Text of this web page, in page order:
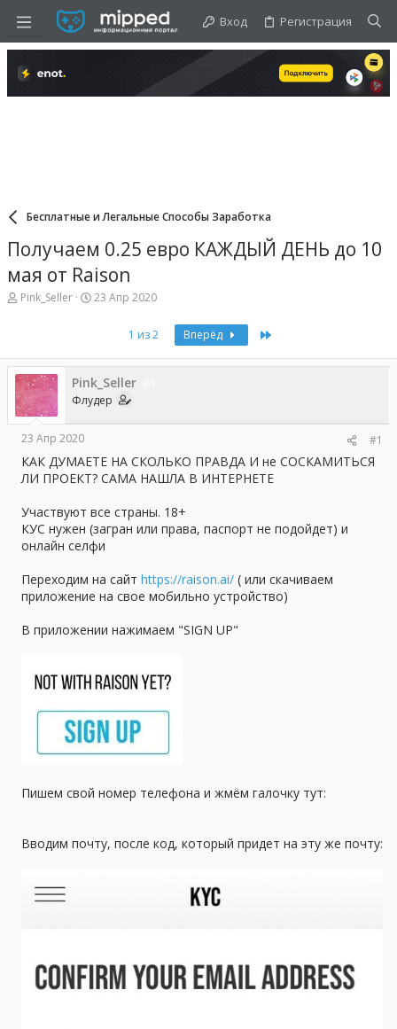
Вход Регистрация
Бесплатные и Легальные Способы Заработка
Получаем 0.25 евро КАЖДЫЙ ДЕНЬ до 10
мая от Raison
А
т
е
м
ы
Pink_Seller
Д
а
ч
а
л
а
23 Апр 2020
1 из 2 Вперёд
Pink_Seller
Флудер
23 Апр 2020 #1
КАК ДУМАЕТЕ НА СКОЛЬКО ПРАВДА И не СОСКАМИТЬСЯ
ЛИ ПРОЕКТ? САМА НАШЛА В ИНТЕРНЕТЕ
Участвуют все страны. 18+
КУС нужен (загран или права, паспорт не подойдет) и
онлайн селфи
Переходим на сайт https://raison.ai/ ( или скачиваем
приложение на свое мобильно устройство)
В приложении нажимаем "SIGN UP"
Пишем свой номер телефона и жмём галочку тут:
Вводим почту, после код, который придет на эту же почту: